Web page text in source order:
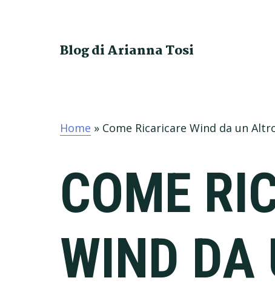
Blog di Arianna Tosi
Home » Come Ricaricare Wind da un
COME
WIND DA